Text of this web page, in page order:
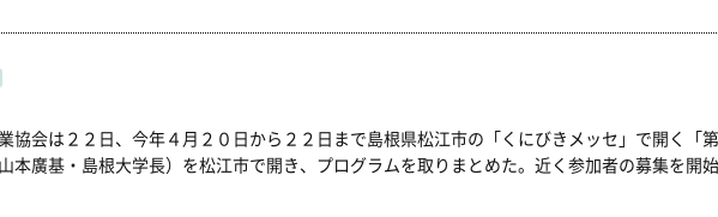
協会は２２日、今年４月２０日から２２日まで島根県松江市の「くにびきメッセ」で開く「
本廣基・島根大学長）を松江市で開き、プログラムを取りまとめた。近く参加者の募集を開始